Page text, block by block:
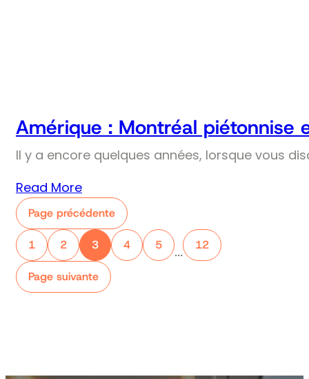
Amérique : Montréal piétonnise
Il y a encore quelques années, lorsque vous
Read More
Page précédente
1 2 3 4 5
…
12
Page suivante